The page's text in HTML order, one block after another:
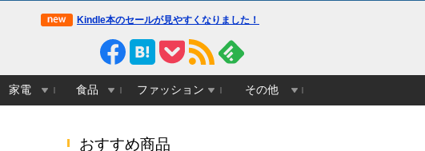
Kindle本のセールが見やすくなりました！
家電 食品 ファッション その他
おすすめ商品